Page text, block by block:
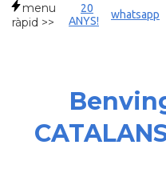
menu
ràpid >>
20
ANYS!
whatsapp